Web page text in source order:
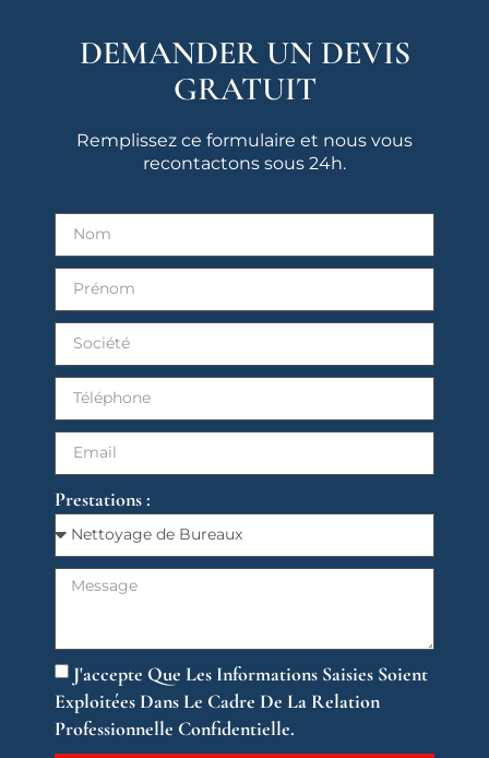
DEMANDER UN DEVIS
GRATUIT
Remplissez ce formulaire et nous vous
recontactons sous 24h.
Prestations :
J'accepte Que Les Informations Saisies Soient
Exploitées Dans Le Cadre De La Relation
Professionnelle Confidentielle.